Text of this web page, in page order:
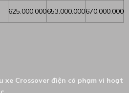
625.000.000653.000.000670.000.000
xe Crossover điện có phạm vi hoạt